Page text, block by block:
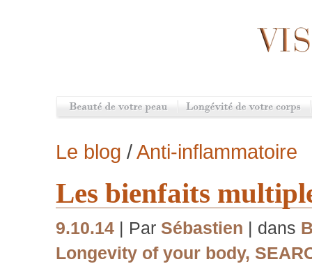
Le blog /Anti-inflammatoire
Les bienfaits
9.10.14 | Par Sébastien | dans
Longevity of your body,